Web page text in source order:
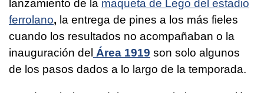
lanzamiento de la maqueta de Lego del estadio
ferrolano, la entrega de pines a los más fieles
cuando los resultados no acompañaban o la
inauguración del Área 1919 son solo algunos
de los pasos dados a lo largo de la temporada.